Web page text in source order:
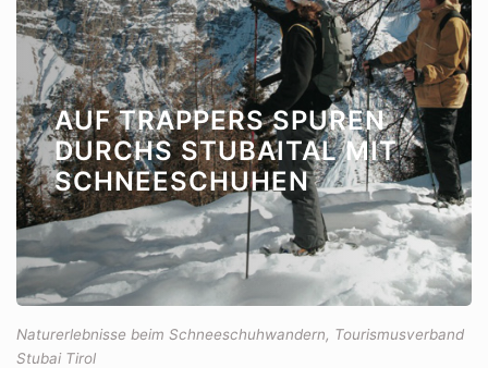
AUF TRAPPERS SPUREN
DURCHS STUBAITAL MIT
SCHNEESCHUHEN
Naturerlebnisse beim Schneeschuhwandern, Tourismusverband
Stubai Tirol